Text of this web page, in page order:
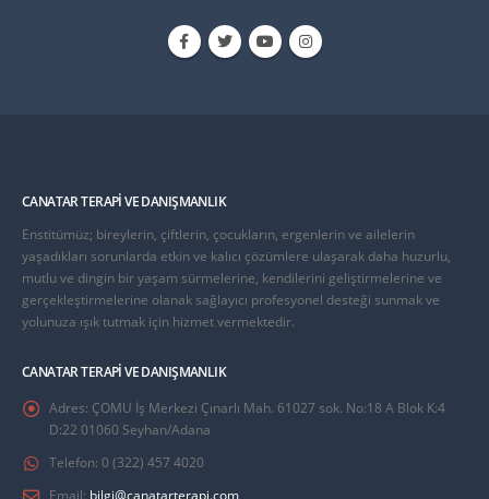
CANATAR TERAPI VE DANIŞMANLIK
Enstitümüz; bireylerin, çiftlerin, çocukların, ergenlerin ve ailelerin
yaşadıkları sorunlarda etkin ve kalıcı çözümlere ulaşarak daha huzurlu,
mutlu ve dingin bir yaşam sürmelerine, kendilerini geliştirmelerine ve
gerçekleştirmelerine olanak sağlayıcı profesyonel desteği sunmak ve
yolunuza ışık tutmak için hizmet vermektedir.
CANATAR TERAPI VE DANIŞMANLIK
Adres: ÇOMU İş Merkezi Çınarlı Mah. 61027 sok. No:18 A Blok K:4
D:22 01060 Seyhan/Adana
Telefon: 0 (322) 457 4020
Email: bilgi@canatarterapi.com